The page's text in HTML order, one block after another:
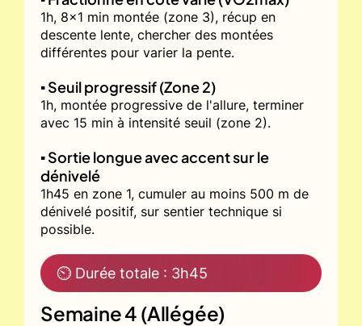
1h, 8x1 min montée (zone 3), récup en
descente lente, chercher des montées
différentes pour varier la pente.
▪️ Seuil progressif (Zone 2)
1h, montée progressive de l'allure, terminer
avec 15 min à intensité seuil (zone 2).
▪️ Sortie longue avec accent sur le
dénivelé
1h45 en zone 1, cumuler au moins 500 m de
dénivelé positif, sur sentier technique si
possible.
⏲ Durée totale : 3h45
Semaine 4 (Allégée)